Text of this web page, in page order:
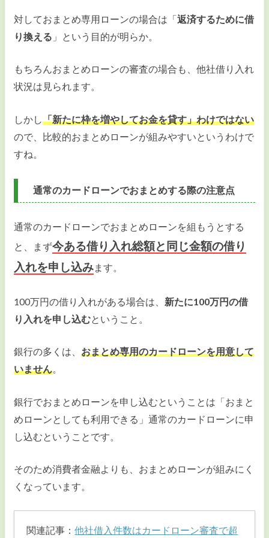
対しておまとめ専用ローンの場合は「返済するために借
り換える 」という目的が明らか。
もちろんおまとめローンの審査の場合も、他社借り入れ
状況は見られます。
しかし「新たに枠を増やしてお金を貸す」わけではない
ので、比較的おまとめローンが組みやすいというわけで
すね。
通常のカードローンでおまとめする際の注意点
通常のカードローンでおまとめローンを組もうとする
と、まず今ある借り入れ総額と同じ金額の借り
入れを申し込みます。
100万円の借り入れがある場合は、 新たに100万円の借
り入れを申し込むということ。
銀行の多くは、おまとめ専用のカードローンを用意して
いません。
銀行でおまとめローンを申し込むということは「おまと
めローンとしても利用できる」通常のカードローンに申
し込むということです。
そのため消費者金融よりも、おまとめローンが組みにく
くなっています。
関連記事：他社借入件数はカードローン審査で超